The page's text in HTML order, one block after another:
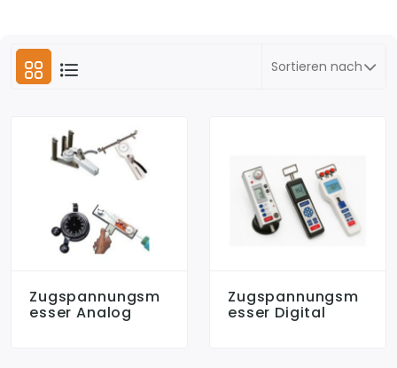
Zugspannungsm
Esser Analog
Zugspannungsm
Esser Digital